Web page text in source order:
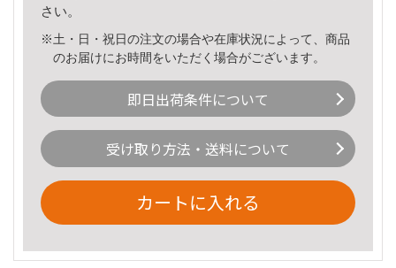
さい。
※土・日・祝日の注文の場合や在庫状況によって、商品
のお届けにお時間をいただく場合がございます。
即日出荷条件について
受け取り方法・送料について
カートに入れる